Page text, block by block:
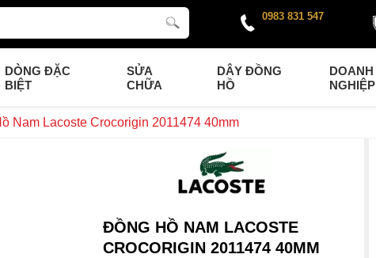
0983 831 547
DÒNG ĐẶC
BIỆT
SỬA
CHỮA
DÂY ĐỒNG
HỒ
DOANH
NGHIỆP
Nam Lacoste Crocorigin 2011474 40mm
ĐỒNG HỒ NAM LACOSTE
CROCORIGIN 2011474 40MM